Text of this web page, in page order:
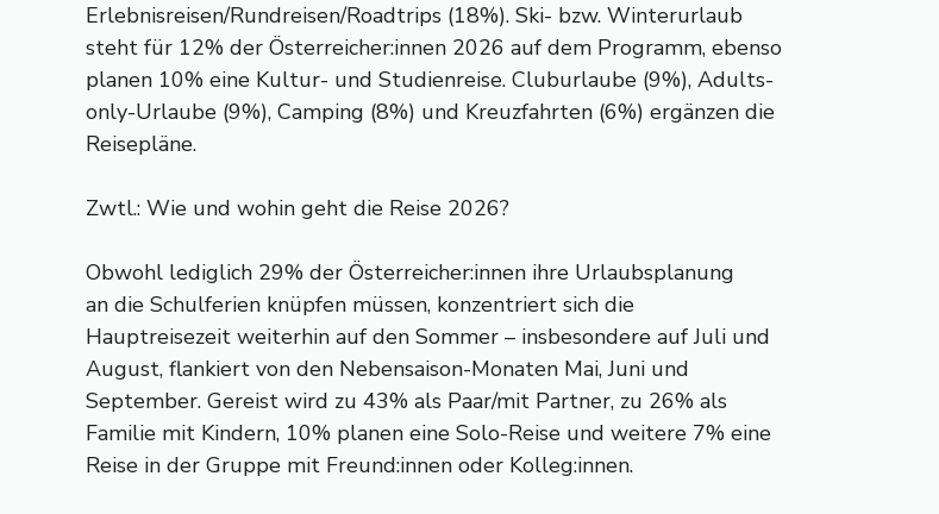
Erlebnisreisen/Rundreisen/Roadtrips (18%). Ski- bzw. Winterurlaub
steht für 12% der Österreicher:innen 2026 auf dem Programm, ebenso
planen 10% eine Kultur- und Studienreise. Cluburlaube (9%), Adults-
only-Urlaube (9%), Camping (8%) und Kreuzfahrten (6%) ergänzen die
Reisepläne.
Zwtl.: Wie und wohin geht die Reise 2026?
Obwohl lediglich 29% der Österreicher:innen ihre Urlaubsplanung
an die Schulferien knüpfen müssen, konzentriert sich die
Hauptreisezeit weiterhin auf den Sommer – insbesondere auf Juli und
August, flankiert von den Nebensaison-Monaten Mai, Juni und
September. Gereist wird zu 43% als Paar/mit Partner, zu 26% als
Familie mit Kindern, 10% planen eine Solo-Reise und weitere 7% eine
Reise in der Gruppe mit Freund:innen oder Kolleg:innen.